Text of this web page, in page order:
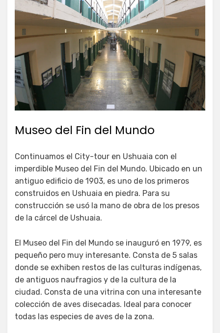
Museo del Fin del Mundo
Continuamos el City-tour en Ushuaia con el
imperdible Museo del Fin del Mundo. Ubicado en un
antiguo edificio de 1903, es uno de los primeros
construidos en Ushuaia en piedra. Para su
construcción se usó la mano de obra de los presos
de la cárcel de Ushuaia.
El Museo del Fin del Mundo se inauguró en 1979, es
pequeño pero muy interesante. Consta de 5 salas
donde se exhiben restos de las culturas indígenas,
de antiguos naufragios y de la cultura de la
ciudad. Consta de una vitrina con una interesante
colección de aves disecadas. Ideal para conocer
todas las especies de aves de la zona.